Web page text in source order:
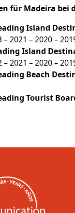
für Madeira bei
Island
– 2021 – 2020 –
Island
– 2021 – 2020 –
Beach
Tourist